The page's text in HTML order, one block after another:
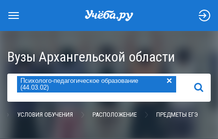
Вузы Архангельской области
Психолого-педагогическое образование
(44.03.02)
×
НАЙТИ
УСЛОВИЯ ОБУЧЕНИЯ РАСПОЛОЖЕНИЕ ПРЕДМЕТЫ ЕГЭ